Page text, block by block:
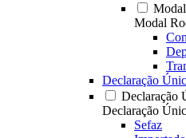
Modal
Declaração
Declaração
Declaração
Sefaz